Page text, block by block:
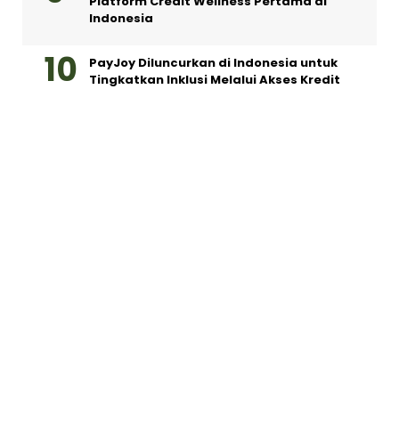
PayJoy Diluncurkan di Indonesia untuk
Tingkatkan Inklusi Melalui Akses Kredit